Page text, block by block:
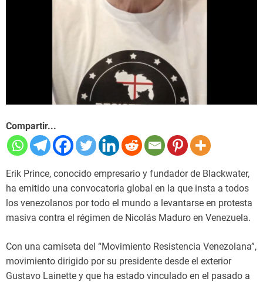
Compartir...
Erik Prince, conocido empresario y fundador de Blackwater,
ha emitido una convocatoria global en la que insta a todos
los venezolanos por todo el mundo a levantarse en protesta
masiva contra el régimen de Nicolás Maduro en Venezuela.
Con una camiseta del “Movimiento Resistencia Venezolana”,
movimiento dirigido por su presidente desde el exterior
Gustavo Lainette y que ha estado vinculado en el pasado a